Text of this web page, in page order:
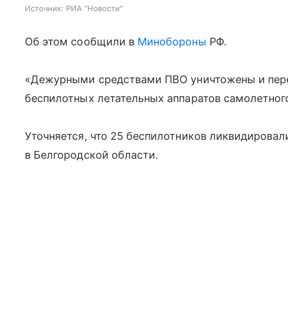
Источник: РИА "Новости"
Об этом сообщили в Минобороны РФ.
«Дежурными средствами ПВО уничтожены и
беспилотных летательных аппаратов
Уточняется, что 25 беспилотников
в Белгородской области.